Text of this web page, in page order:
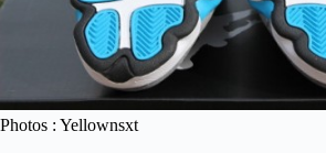
Photos : Yellownsxt